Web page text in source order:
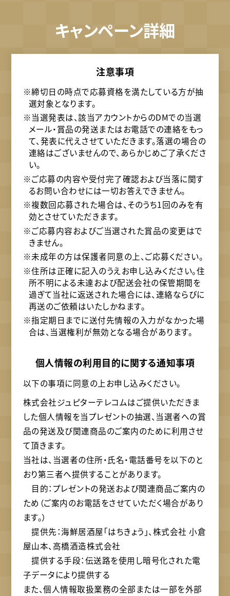
キャンペーン詳細
注意事項
※締切日の時点で応募資格を満たしている方が抽
選対象となります。
※当選発表は、該当アカウントからのDMでの当選
メール・賞品の発送またはお電話での連絡をもっ
て、発表に代えさせていただきます。落選の場合の
連絡はございませんので、あらかじめご了承くださ
い。
※ご応募の内容や受付完了確認および当落に関す
るお問い合わせには一切お答えできません。
※複数回応募された場合は、そのうち1回のみを有
効とさせていただきます。
※ご応募内容およびご当選された賞品の変更はで
きません。
※未成年の方は保護者同意の上、ご応募ください。
※住所は正確に記入のうえお申し込みください。住
所不明による未達および配送会社の保管期間を
過ぎて当社に返送された場合には、連絡ならびに
再送のご依頼はいたしかねます。
※指定期日までに送付先情報の入力がなかった場
合は、当選権利が無効となる場合があります。
個人情報の利用目的に関する通知事項
以下の事項に同意の上お申し込みください。
株式会社ジュピターテレコムはご提供いただきま
した個人情報を当プレゼントの抽選、当選者への賞
品の発送及び関連商品のご案内のために利用させ
て頂きます。
当社は、当選者の住所・氏名・電話番号を以下のと
おり第三者へ提供することがあります。
目的：プレゼントの発送および関連商品ご案内の
ため（ご案内のお電話をさせていただく場合があり
ます。）
提供先：海鮮居酒屋「はちきょう」、株式会社 小倉
屋山本、高橋酒造株式会社
提供する手段：伝送路を使用し暗号化された電
子データにより提供する
また、個人情報取扱業務の全部または一部を外部